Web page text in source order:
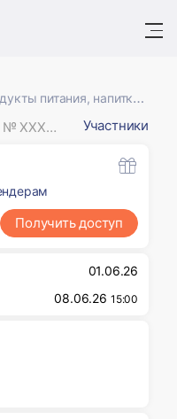
питания, напитки, табак
№ XXXXXXX Участники
Получить доступ
01.06.26
08.06.26 15:00